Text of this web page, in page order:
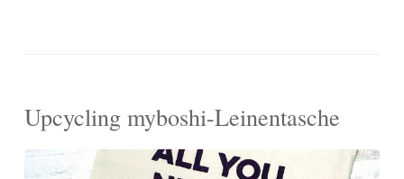
Upcycling myboshi-Leinentasche